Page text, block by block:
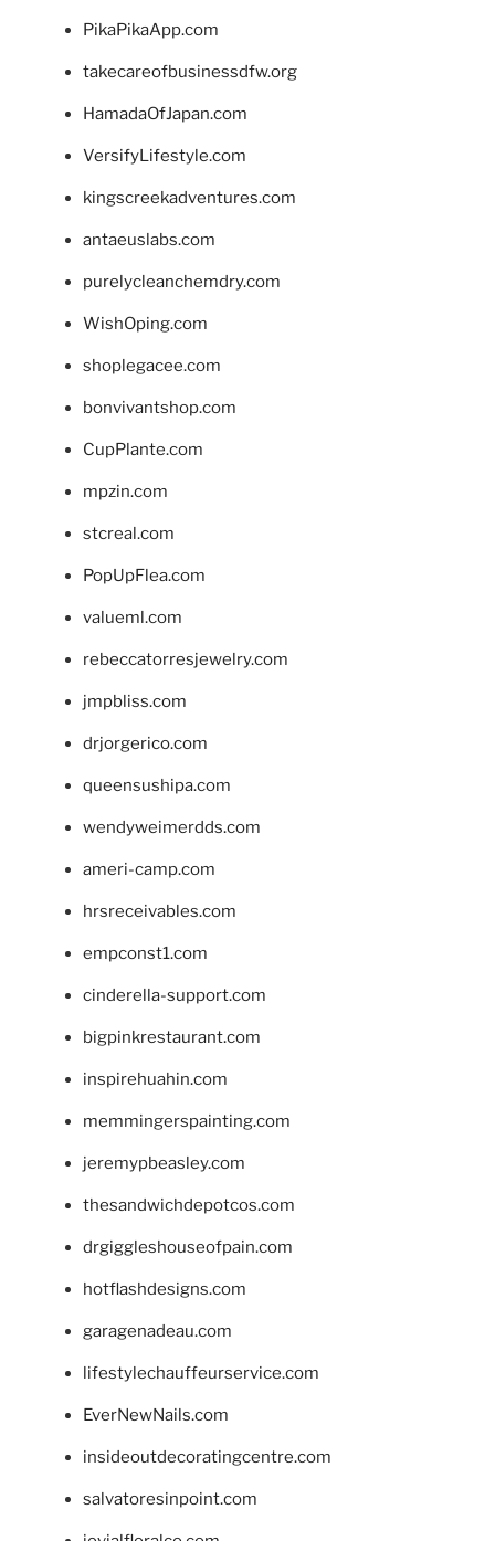
PikaPikaApp.com
takecareofbusinessdfw.org
HamadaOfJapan.com
VersifyLifestyle.com
kingscreekadventures.com
antaeuslabs.com
purelycleanchemdry.com
WishOping.com
shoplegacee.com
bonvivantshop.com
CupPlante.com
mpzin.com
stcreal.com
PopUpFlea.com
valueml.com
rebeccatorresjewelry.com
jmpbliss.com
drjorgerico.com
queensushipa.com
wendyweimerdds.com
ameri-camp.com
hrsreceivables.com
empconst1.com
cinderella-support.com
bigpinkrestaurant.com
inspirehuahin.com
memmingerspainting.com
jeremypbeasley.com
thesandwichdepotcos.com
drgiggleshouseofpain.com
hotflashdesigns.com
garagenadeau.com
lifestylechauffeurservice.com
EverNewNails.com
insideoutdecoratingcentre.com
salvatoresinpoint.com